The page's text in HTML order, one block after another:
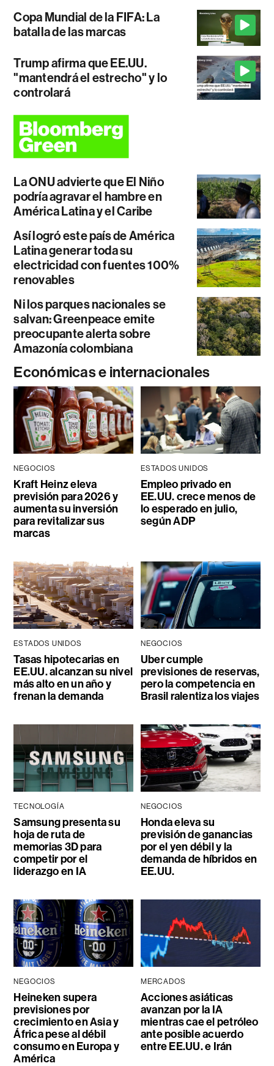
Copa Mundial de la FIFA: La
batalla de las marcas
Trump afirma que EE.UU.
"mantendrá el estrecho" y lo
controlará
La ONU advierte que El Niño
podría agravar el hambre en
América Latina y el Caribe
Así logró este país de América
Latina generar toda su
electricidad con fuentes 100%
renovables
Ni los parques nacionales se
salvan: Greenpeace emite
preocupante alerta sobre
Amazonía colombiana
Económicas e internacionales
NEGOCIOS
Kraft Heinz eleva
previsión para 2026 y
aumenta su inversión
para revitalizar sus
marcas
ESTADOS UNIDOS
Empleo privado en
EE.UU. crece menos de
lo esperado en julio,
según ADP
ESTADOS UNIDOS
Tasas hipotecarias en
EE.UU. alcanzan su nivel
más alto en un año y
frenan la demanda
NEGOCIOS
Uber cumple
previsiones de reservas,
pero la competencia en
Brasil ralentiza los viajes
TECNOLOGÍA
Samsung presenta su
hoja de ruta de
memorias 3D para
competir por el
liderazgo en IA
NEGOCIOS
Honda eleva su
previsión de ganancias
por el yen débil y la
demanda de híbridos en
EE.UU.
NEGOCIOS
Heineken supera
previsiones por
crecimiento en Asia y
África pese al débil
consumo en Europa y
América
MERCADOS
Acciones asiáticas
avanzan por la IA
mientras cae el petróleo
ante posible acuerdo
entre EE.UU. e Irán